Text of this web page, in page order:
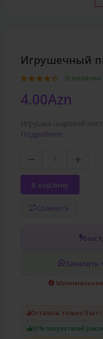
Игрушечный
В наличии
4.00Azn
Игрушка-шаровой
Подробнее
В корзину
Сравнить
Заказать
Минимальная
Осталось только 5 шт.!
97% покупателей